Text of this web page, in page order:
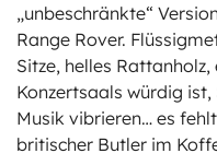
„unbeschränkte“
Range Rover.
Sitze, helles
Konzertsaals würdig
Musik vibrieren… es
britischer Butler im